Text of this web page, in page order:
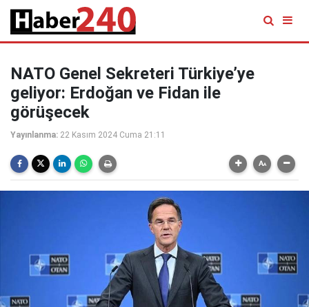
NATO Genel Sekreteri Türkiye’ye
geliyor: Erdoğan ve Fidan ile
görüşecek
Yayınlanma: 22 Kasım 2024 Cuma 21:11